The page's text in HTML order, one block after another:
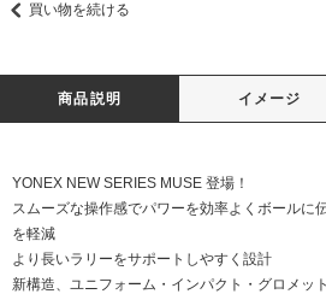
買い物を続ける
商品説明 イメージ
YONEX NEW SERIES MUSE 登場！
スムーズな操作感でパワーを効率よくボールに
を軽減
より長いラリーをサポートしやすく設計
新構造、ユニフォーム・インパクト・グロメッ